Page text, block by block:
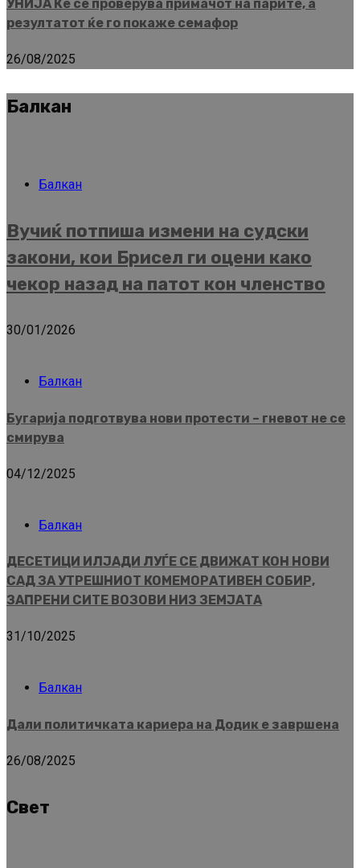
УНИЈА Ќе се проверува примачот на парите, а
резултатот ќе го покаже семафор
26/08/2025
Балкан
Балкан
Вучиќ потпиша измени на судски
закони, кои Брисел ги оцени како
чекор назад на патот кон членство
30/01/2026
Балкан
Бугарија подготвува нови протести – гневот не се
смирува
04/12/2025
Балкан
ДЕСЕТИЦИ ИЛЈАДИ ЛУЃЕ СЕ ДВИЖАТ КОН НОВИ
САД ЗА УТРЕШНИОТ КОМЕМОРАТИВЕН СОБИР,
ЗАПРЕНИ СИТЕ ВОЗОВИ НИЗ ЗЕМЈАТА
31/10/2025
Балкан
Дали политичката кариера на Додик е завршена
26/08/2025
Свет